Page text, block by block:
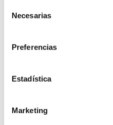
Necesarias
Preferencias
Estadística
Marketing